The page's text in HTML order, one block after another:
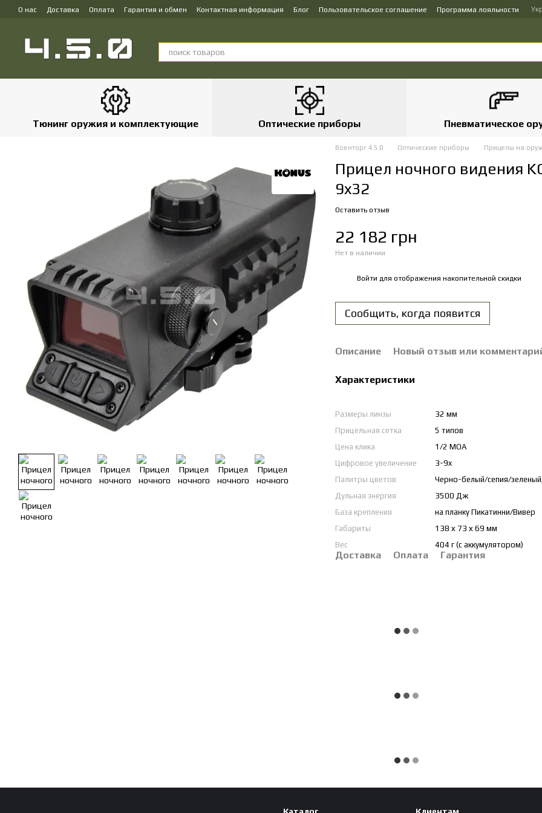
Перейти к основному контенту
О нас Доставка Оплата Гарантия и обмен Контактная информация Блог Пользовательское соглашение Программа лояльности Укр
Тюнинг оружия и комплектующие Оптические приборы Пневматическое
Военторг 4.5.0 Оптические приборы Прицелы на
Прицел ночного видения
9x32
Оставить отзыв
22 182 грн
Нет в наличии
Войти для отображения накопительной скидки
Сообщить, когда появится
Описание Новый отзыв или
Характеристики
Размеры линзы
32 мм
Прицельная сетка
5 типов
Цена клика
1/2 MOA
Цифровое увеличение
3-9x
Палитры цветов
Черно-белый/сепия/
Дульная энергия
3500 Дж
База крепления
на планку Пикатинни/Вивер
Габариты
138 х 73 х 69 мм
Вес
404 г (с аккумулятором)
Доставка Оплата Гарантия